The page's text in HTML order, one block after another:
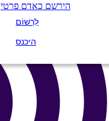
הירשם כאדם פרטי
לִרְשׁוֹם
היכנס